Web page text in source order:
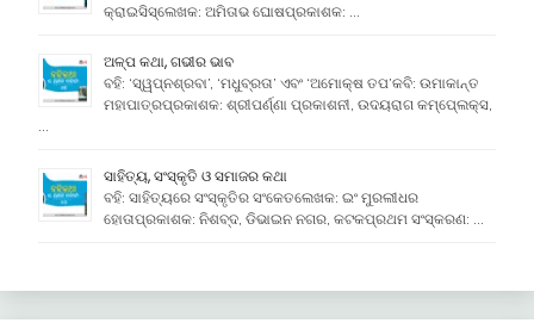
କ୍ରାଇସିସ୍ଲେଖକ: ଅମିତାଭ ଘୋଷପ୍ରକାଶକ: …
ଅଳ୍ପ କଥା, ଗଭୀର ଭାବ
ବହି: ‘ସ୍ୱପ୍ନଶ୍ରବା’, ‘ମଧୁବ୍ରତା’ ଏବଂ ‘ଅମୋକ୍ଷ ତପ’କବି: ଉମାକାନ୍ତ
ମହାପାତ୍ରପ୍ରକାଶକ: ଶ୍ରୀପର୍ଣ୍ଣା ପ୍ରକାଶନୀ, ଉଦୟରାଗ କମ୍ପେ୍ଲକ୍ସ,
ସାହିତ୍ୟ, ସଂସ୍କୃତି ଓ ସମାଜର କଥା
ବହି: ସାହିତ୍ୟରେ ସଂସ୍କୃତିର ସଂକେତଲେଖକ: ଇଂ ମୁରଲୀଧର
ହୋତାପ୍ରକାଶକ: ନିଶବ୍ଦ, ଡିଭାଇନ ନଗର, କଟକପ୍ରଥମ ସଂସ୍କରଣ: …